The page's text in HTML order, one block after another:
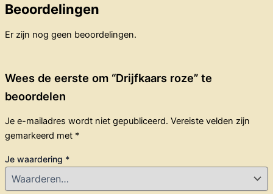
Beoordelingen
Er zijn nog geen beoordelingen.
Wees de eerste om “Drijfkaars roze” te
beoordelen
Je e-mailadres wordt niet gepubliceerd. Vereiste velden zijn
gemarkeerd met *
Je waardering *